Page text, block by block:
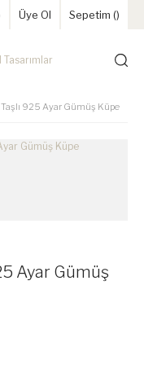
Üye Ol Sepetim ()
Taşlı 925 Ayar Gümüş Küpe
Ayar Gümüş